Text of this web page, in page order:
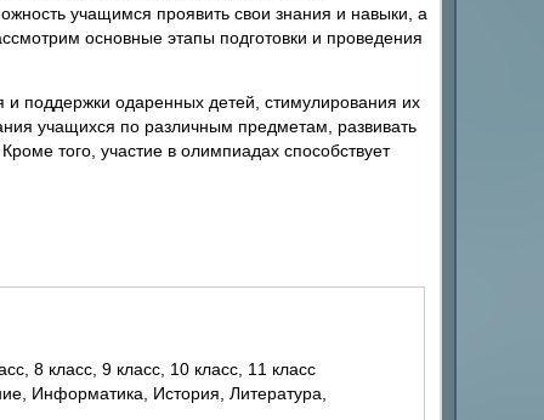
учащимся проявить свои знания и навыки, а
основные этапы подготовки и проведения
поддержки одаренных детей, стимулирования их
учащихся по различным предметам, развивать
того, участие в олимпиадах способствует
8 класс, 9 класс, 10 класс, 11 класс